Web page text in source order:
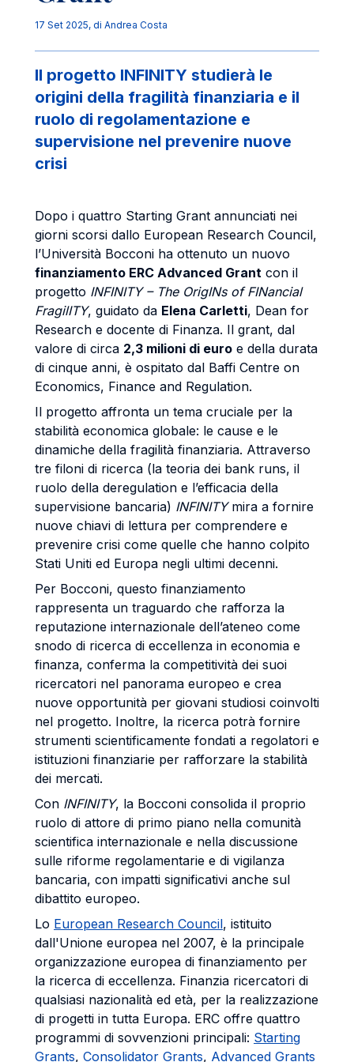
17 Set 2025, di Andrea Costa
Il progetto INFINITY studierà le
origini della fragilità finanziaria e il
ruolo di regolamentazione e
supervisione nel prevenire nuove
crisi
Dopo i quattro Starting Grant annunciati nei
giorni scorsi dallo European Research Council,
l’Università Bocconi ha ottenuto un nuovo
finanziamento ERC Advanced Grant con il
progetto INFINITY – The OrigINs of FINancial
FragilITY, guidato da Elena Carletti, Dean for
Research e docente di Finanza. Il grant, dal
valore di circa 2,3 milioni di euro e della durata
di cinque anni, è ospitato dal Baffi Centre on
Economics, Finance and Regulation.
Il progetto affronta un tema cruciale per la
stabilità economica globale: le cause e le
dinamiche della fragilità finanziaria. Attraverso
tre filoni di ricerca (la teoria dei bank runs, il
ruolo della deregulation e l’efficacia della
supervisione bancaria) INFINITYmira a fornire
nuove chiavi di lettura per comprendere e
prevenire crisi come quelle che hanno colpito
Stati Uniti ed Europa negli ultimi decenni.
Per Bocconi, questo finanziamento
rappresenta un traguardo che rafforza la
reputazione internazionale dell’ateneo come
snodo di ricerca di eccellenza in economia e
finanza, conferma la competitività dei suoi
ricercatori nel panorama europeo e crea
nuove opportunità per giovani studiosi coinvolti
nel progetto. Inoltre, la ricerca potrà fornire
strumenti scientificamente fondati a regolatori e
istituzioni finanziarie per rafforzare la stabilità
dei mercati.
Con INFINITY, la Bocconi consolida il proprio
ruolo di attore di primo piano nella comunità
scientifica internazionale e nella discussione
sulle riforme regolamentarie e di vigilanza
bancaria, con impatti significativi anche sul
dibattito europeo.
Lo European Research Council, istituito
dall'Unione europea nel 2007, è la principale
organizzazione europea di finanziamento per
la ricerca di eccellenza. Finanzia ricercatori di
qualsiasi nazionalità ed età, per la realizzazione
di progetti in tutta Europa. ERC offre quattro
programmi di sovvenzioni principali: Starting
Grants, Consolidator Grants, Advanced Grants